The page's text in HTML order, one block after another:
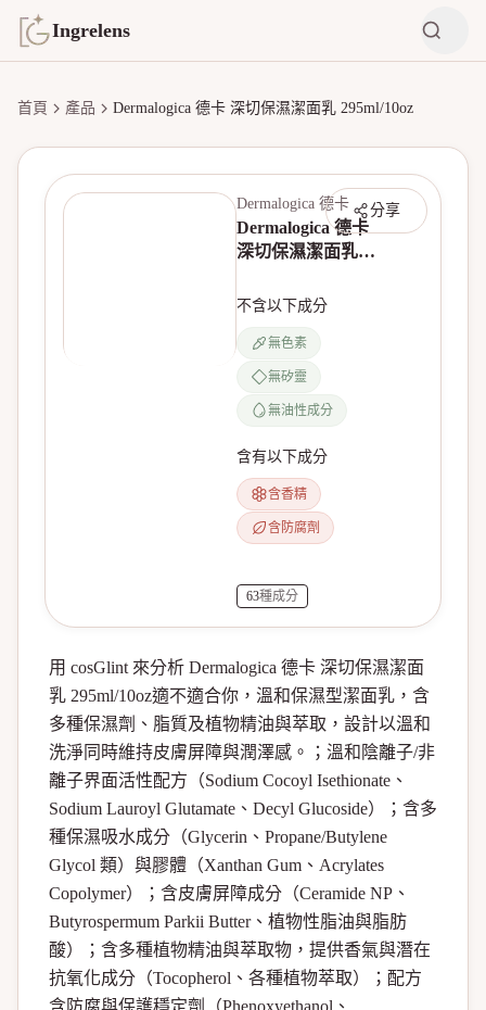
Ingrelens
首頁 產品 Dermalogica 德卡 深切保濕潔面乳 295ml/10oz
分享
Dermalogica 德卡
Dermalogica 德卡
深切保濕潔面乳
不含以下成分
無色素
無矽靈
無油性成分
含有以下成分
含香精
含防腐劑
63種成分
用 cosGlint 來分析 Dermalogica 德卡 深切保濕潔面
乳 295ml/10oz適不適合你，溫和保濕型潔面乳，含
多種保濕劑、脂質及植物精油與萃取，設計以溫和
洗淨同時維持皮膚屏障與潤澤感。；溫和陰離子/非
離子界面活性配方（Sodium Cocoyl Isethionate、
Sodium Lauroyl Glutamate、Decyl Glucoside）；含多
種保濕吸水成分（Glycerin、Propane/Butylene
Glycol 類）與膠體（Xanthan Gum、Acrylates
Copolymer）；含皮膚屏障成分（Ceramide NP、
Butyrospermum Parkii Butter、植物性脂油與脂肪
酸）；含多種植物精油與萃取物，提供香氣與潛在
抗氧化成分（Tocopherol、各種植物萃取）；配方
含防腐與保護穩定劑（Phenoxyethanol、